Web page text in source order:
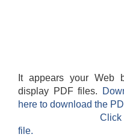
It appears your Web
display PDF files.
here to download the
file.